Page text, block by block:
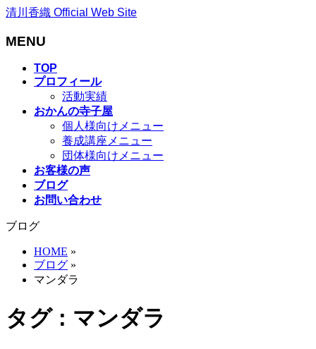
清川香織 Official Web Site
MENU
TOP
プロフィール
活動実績
おかんの寺子屋
個人様向けメニュー
養成講座メニュー
団体様向けメニュー
お客様の声
ブログ
お問い合わせ
ブログ
HOME »
ブログ »
マンダラ
タグ : マンダラ